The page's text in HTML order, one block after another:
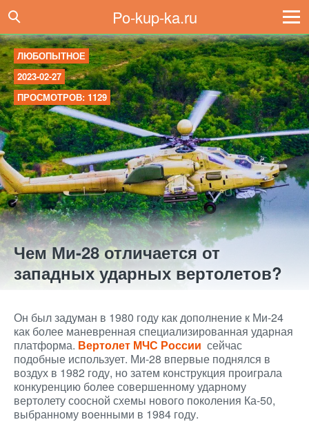
Po-kup-ka.ru
ЛЮБОПЫТНОЕ
2023-02-27
ПРОСМОТРОВ: 1129
Чем Ми-28 отличается от
западных ударных вертолетов?
Он был задуман в 1980 году как дополнение к Ми-24
как более маневренная специализированная ударная
платформа. Вертолет МЧС России сейчас
подобные использует. Ми-28 впервые поднялся в
воздух в 1982 году, но затем конструкция проиграла
конкуренцию более совершенному ударному
вертолету соосной схемы нового поколения Ка-50,
выбранному военными в 1984 году.